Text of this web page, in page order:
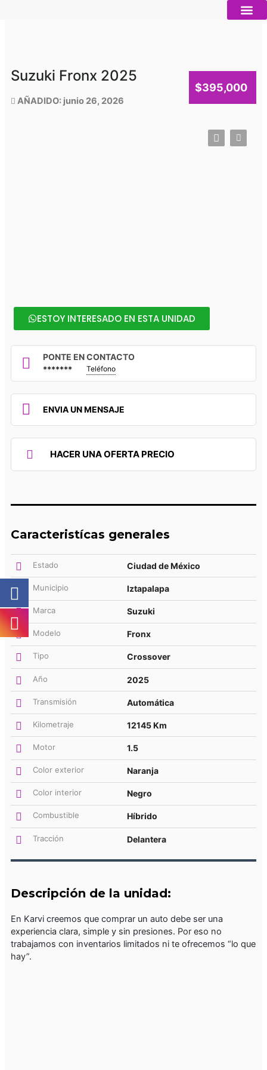
Suzuki Fronx 2025
AÑADIDO: junio 26, 2026
$395,000
ESTOY INTERESADO EN ESTA UNIDAD
PONTE EN CONTACTO
******* Teléfono
ENVIA UN MENSAJE
HACER UNA OFERTA PRECIO
Caracteristícas generales
Estado Ciudad de México
Municipio Iztapalapa
Marca Suzuki
Modelo Fronx
Tipo Crossover
Año 2025
Transmisión Automática
Kilometraje 12145 Km
Motor 1.5
Color exterior Naranja
Color interior Negro
Combustible Híbrido
Tracción Delantera
Descripción de la unidad:
En Karvi creemos que comprar un auto debe ser una
experiencia clara, simple y sin presiones. Por eso no
trabajamos con inventarios limitados ni te ofrecemos “lo que
hay”.